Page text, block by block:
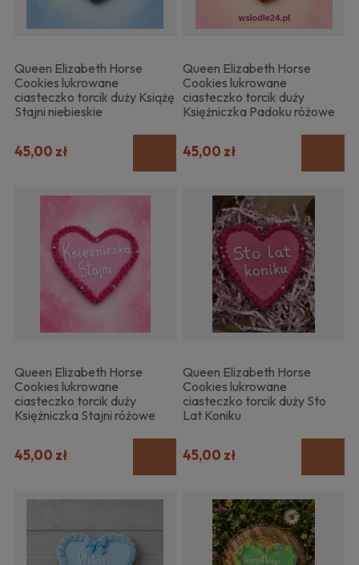
Queen Elizabeth Horse
Cookies lukrowane
ciasteczko torcik duży Książę
Stajni niebieskie
45,00 zł
Queen Elizabeth Horse
Cookies lukrowane
ciasteczko torcik duży
Księżniczka Padoku różowe
45,00 zł
Queen Elizabeth Horse
Cookies lukrowane
ciasteczko torcik duży
Księżniczka Stajni różowe
45,00 zł
Queen Elizabeth Horse
Cookies lukrowane
ciasteczko torcik duży Sto
Lat Koniku
45,00 zł